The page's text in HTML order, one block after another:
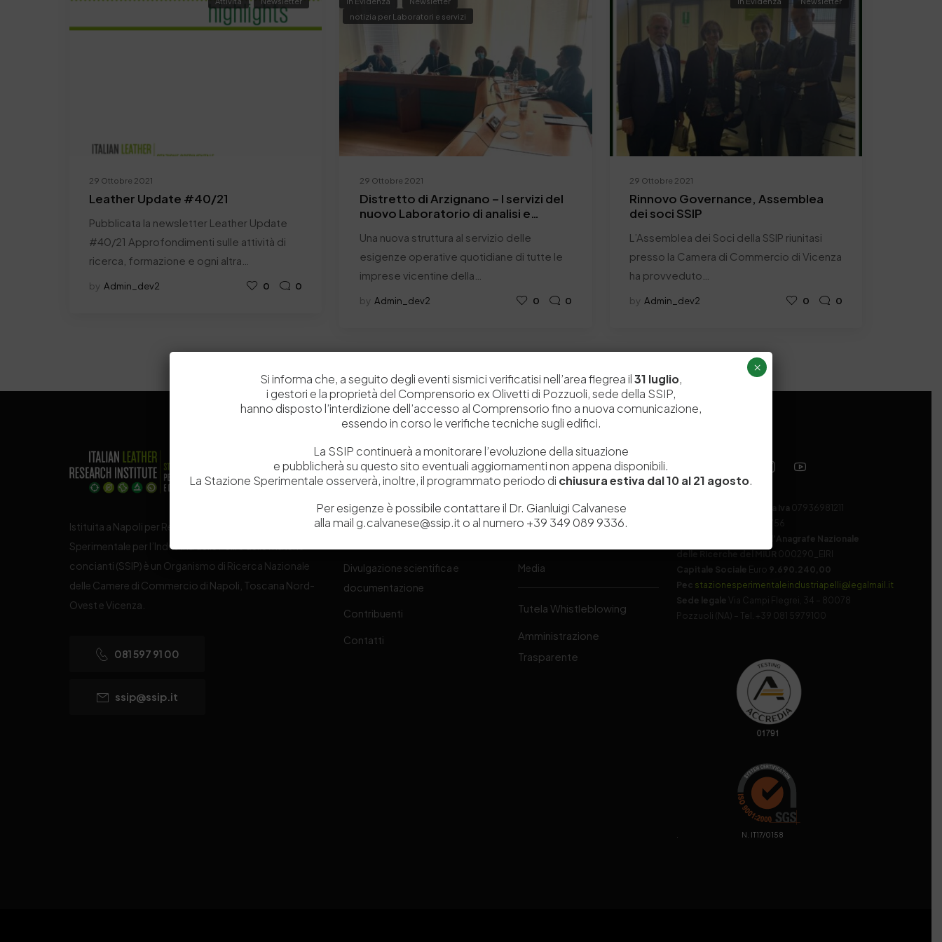
29 Ottobre 2021
Leather Update #40/21
Pubblicata la newsletter Leather Update
#40/21 Approfondimenti sulle attività di
ricerca, formazione e ogni altra…
by Admin_dev2 0 0
29 Ottobre 2021
notizia per Laboratori e servizi
Distretto di Arzignano – I servizi del
nuovo Laboratorio di analisi e
Una nuova struttura al servizio delle
esigenze operative quotidiane di tutte le
imprese vicentine della…
by Admin_dev2 0 0
29 Ottobre 2021
Rinnovo Governance, Assemblea
dei soci SSIP
L’Assemblea dei Soci della SSIP riunitasi
presso la Camera di Commercio di Vicenza
ha provveduto…
by Admin_dev2 0 0
Istituita a Napoli per Regio Decreto nel 1885, la Stazione
Sperimentale per l’Industria delle Pelli e delle materie
concianti (SSIP) è un Organismo di Ricerca Nazionale
delle Camere di Commercio di Napoli, Toscana Nord-
Ovest e Vicenza.
081 597 91 00
ssip@ssip.it
Chi siamo
Servizi
Ricerca e Sviluppo
Divulgazione scientifica e
documentazione
Contribuenti
Contatti
Laboratori
Dipartimenti di ricerca
Biblioteca
Media
Tutela Whistleblowing
Amministrazione
Trasparente
Codice fiscale e Partita Iva 07936981211
Codice di iscrizione all’Anagrafe Nazionale
000290_EIRI
Capitale Sociale Euro 9.690.240,00
Pec stazionesperimentaleindustriapelli@legalmail.it
Sede legale
Via Campi Flegrei, 34 – 80078
Pozzuoli (NA) – Tel. +39 081 5979100
. N. IT17/0158
Si informa che, a seguito degli eventi sismici verificatisi nell’area flegrea il31 luglio,
i gestori e la proprietà del Comprensorio ex Olivetti di Pozzuoli, sede della SSIP,
hanno disposto l’interdizione dell’accesso al Comprensorio fino a nuova comunicazione,
essendo in corso le verifiche tecniche sugli edifici.
La SSIP continuerà a monitorare l’evoluzione della situazione
e pubblicherà su questo sito eventuali aggiornamenti non appena disponibili.
La Stazione Sperimentale osserverà, inoltre, il programmato periodo di chiusura estiva dal 10 al 21 agosto.
Per esigenze è possibile contattare il Dr. Gianluigi Calvanese
alla mail g.calvanese@ssip.it o al numero +39 349 089 9336.
×